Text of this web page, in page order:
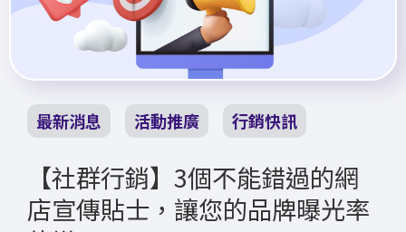
最新消息 活動推廣 行銷快訊
【社群行銷】3個不能錯過的網
店宣傳貼士，讓您的品牌曝光率